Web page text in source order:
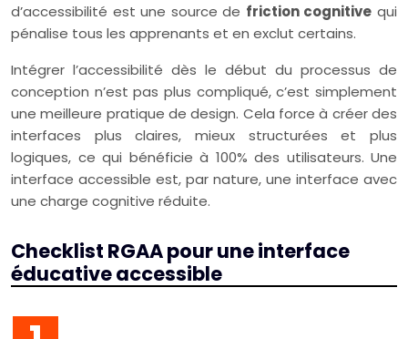
d’accessibilité est une source de friction cognitive qui
pénalise tous les apprenants et en exclut certains.
Intégrer l’accessibilité dès le début du processus de
conception n’est pas plus compliqué, c’est simplement
une meilleure pratique de design. Cela force à créer des
interfaces plus claires, mieux structurées et plus
logiques, ce qui bénéficie à 100% des utilisateurs. Une
interface accessible est, par nature, une interface avec
une charge cognitive réduite.
Checklist RGAA pour une interface
éducative accessible